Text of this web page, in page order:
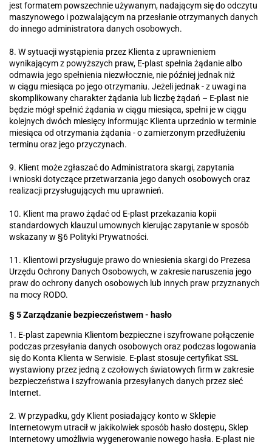
jest formatem powszechnie używanym, nadającym się do odczytu
maszynowego i pozwalającym na przesłanie otrzymanych danych
do innego administratora danych osobowych.
8. W sytuacji wystąpienia przez Klienta z uprawnieniem
wynikającym z powyższych praw, E-plast spełnia żądanie albo
odmawia jego spełnienia niezwłocznie, nie później jednak niż
w ciągu miesiąca po jego otrzymaniu. Jeżeli jednak - z uwagi na
skomplikowany charakter żądania lub liczbę żądań – E-plast nie
będzie mógł spełnić żądania w ciągu miesiąca, spełni je w ciągu
kolejnych dwóch miesięcy informując Klienta uprzednio w terminie
miesiąca od otrzymania żądania - o zamierzonym przedłużeniu
terminu oraz jego przyczynach.
9. Klient może zgłaszać do Administratora skargi, zapytania
i wnioski dotyczące przetwarzania jego danych osobowych oraz
realizacji przysługujących mu uprawnień.
10. Klient ma prawo żądać od E-plast przekazania kopii
standardowych klauzul umownych kierując zapytanie w sposób
wskazany w §6 Polityki Prywatności.
11. Klientowi przysługuje prawo do wniesienia skargi do Prezesa
Urzędu Ochrony Danych Osobowych, w zakresie naruszenia jego
praw do ochrony danych osobowych lub innych praw przyznanych
na mocy RODO.
§ 5 Zarządzanie bezpieczeństwem - hasło
1. E-plast zapewnia Klientom bezpieczne i szyfrowane połączenie
podczas przesyłania danych osobowych oraz podczas logowania
się do Konta Klienta w Serwisie. E-plast stosuje certyfikat SSL
wystawiony przez jedną z czołowych światowych firm w zakresie
bezpieczeństwa i szyfrowania przesyłanych danych przez sieć
Internet.
2. W przypadku, gdy Klient posiadający konto w Sklepie
Internetowym utracił w jakikolwiek sposób hasło dostępu, Sklep
Internetowy umożliwia wygenerowanie nowego hasła. E-plast nie